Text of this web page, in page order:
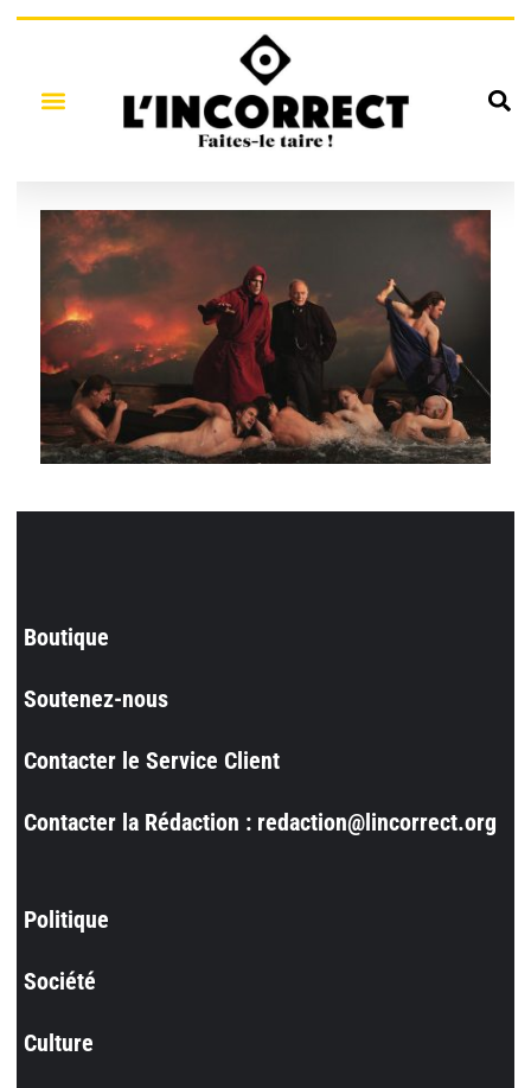
Boutique
Soutenez-nous
Contacter le Service Client
Contacter la Rédaction : redaction@lincorrect.org
Politique
Société
Culture